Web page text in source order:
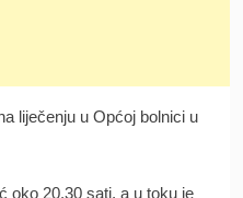
liječenju u Općoj bolnici u
oko 20.30 sati, a u toku je